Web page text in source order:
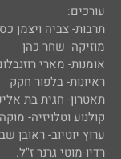
עורכים:
תרבות- צביה ויצמן
מוזיקה- שחר כהן
אומנות- מארי
ראיונות- בלפור חקק
תאטרון- חגית בת
קולנוע וטלויזיה-
ערוץ יוטיוב- ראובן
רדיו-מוטי גרנר ז"ל.